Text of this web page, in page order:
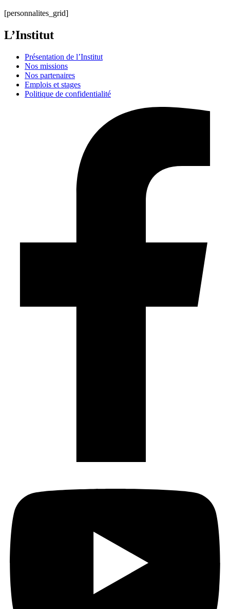
[personnalites_grid]
L’Institut
Présentation de l’Institut
Nos missions
Nos partenaires
Emplois et stages
Politique de confidentialité